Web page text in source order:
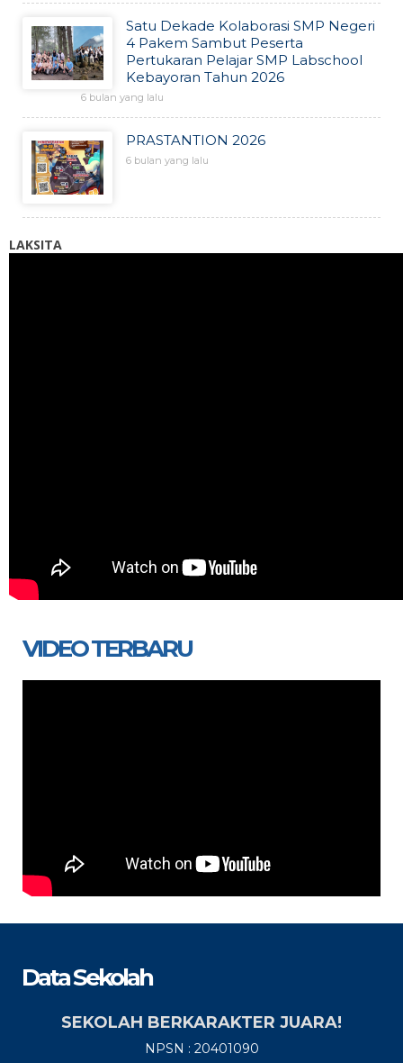
Satu Dekade Kolaborasi SMP Negeri
4 Pakem Sambut Peserta
Pertukaran Pelajar SMP Labschool
Kebayoran Tahun 2026
6 bulan yang lalu
PRASTANTION 2026
6 bulan yang lalu
LAKSITA
VIDEO TERBARU
Data Sekolah
SEKOLAH BERKARAKTER JUARA!
NPSN : 20401090